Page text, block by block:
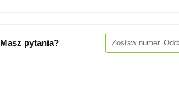
Masz pytania?